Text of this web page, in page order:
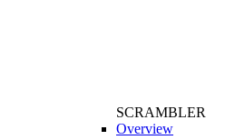
SCRAMBLER
Overview